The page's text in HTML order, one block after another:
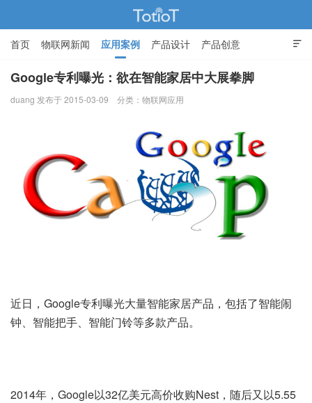

首页 物联网新闻 应用案例 产品设计 产品创意
智能家居
Google专利曝光：欲在智能家居中大展拳脚
duang 发布于 2015-03-09 分类： 物联网应用
近日，Google专利曝光大量智能家居产品，包括了智能闹
钟、智能把手、智能门铃等多款产品。
2014年，Google以32亿美元高价收购Nest，随后又以5.55